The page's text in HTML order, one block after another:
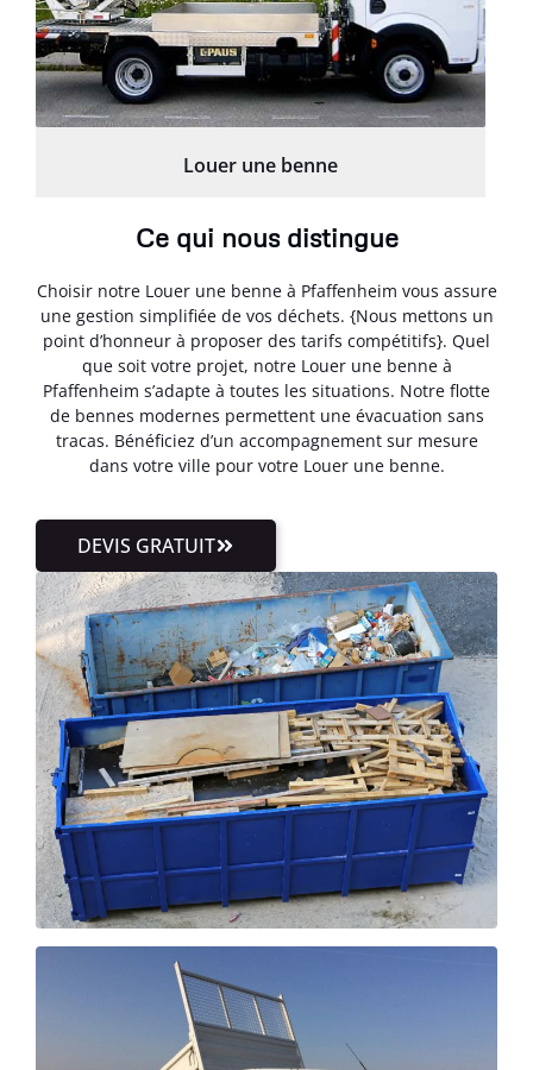
Louer une benne
Ce qui nous distingue
Choisir notre Louer une benne à Pfaffenheim vous assure
une gestion simplifiée de vos déchets. {Nous mettons un
point d’honneur à proposer des tarifs compétitifs}. Quel
que soit votre projet, notre Louer une benne à
Pfaffenheim s’adapte à toutes les situations. Notre flotte
de bennes modernes permettent une évacuation sans
tracas. Bénéficiez d’un accompagnement sur mesure
dans votre ville pour votre Louer une benne.
DEVIS GRATUIT